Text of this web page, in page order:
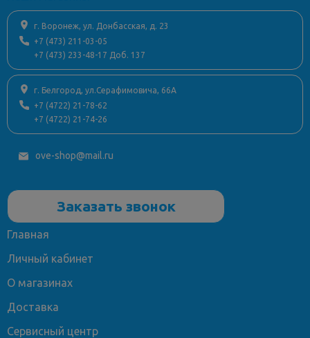
г. Воронеж, ул. Донбасская, д. 23
+7 (473) 211-03-05
+7 (473) 233-48-17 Доб. 137
г. Белгород, ул.Серафимовича, 66А
+7 (4722) 21-78-62
+7 (4722) 21-74-26
ove-shop@mail.ru
Заказать звонок
Главная
Личный кабинет
О магазинах
Доставка
Сервисный центр